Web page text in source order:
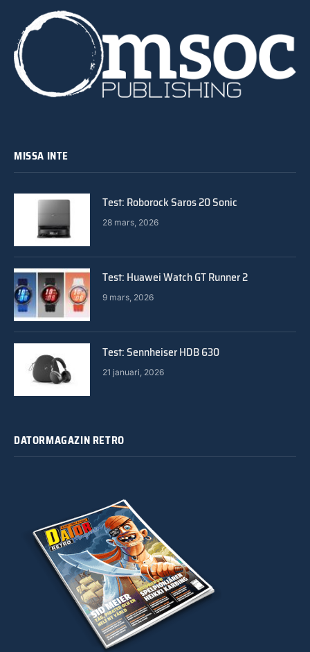
MISSA INTE
Test: Roborock Saros 20 Sonic
28 mars, 2026
Test: Huawei Watch GT Runner 2
9 mars, 2026
Test: Sennheiser HDB 630
21 januari, 2026
DATORMAGAZIN RETRO